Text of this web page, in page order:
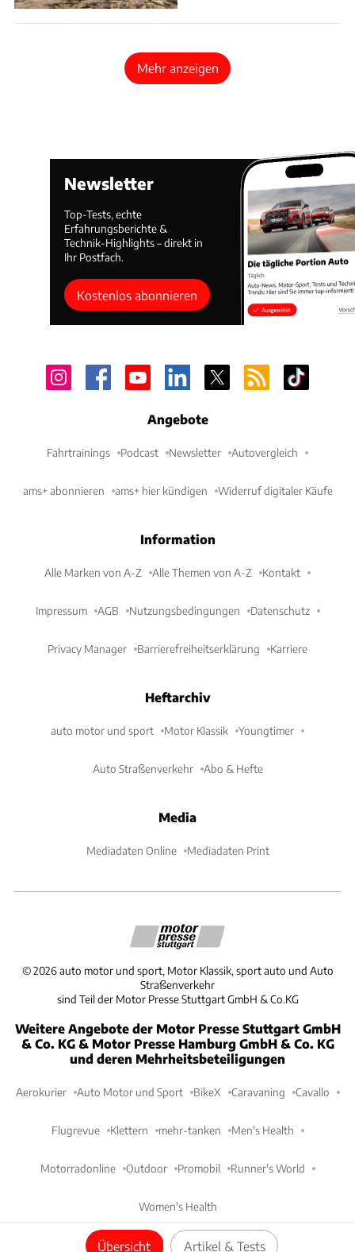
Übersicht Artikel & Tests
Mehr anzeigen
Newsletter
Top-Tests, echte
Erfahrungsberichte &
Technik-Highlights – direkt in
Ihr Postfach.
Kostenlos abonnieren
Angebote
Fahrtrainings Podcast Newsletter Autovergleich
ams+ abonnieren ams+ hier kündigen Widerruf digitaler Käufe
Information
Alle Marken von A-Z Alle Themen von A-Z Kontakt
Impressum AGB Nutzungsbedingungen Datenschutz
Privacy Manager Barrierefreiheitserklärung Karriere
Heftarchiv
auto motor und sport Motor Klassik Youngtimer
Auto Straßenverkehr Abo & Hefte
Media
Mediadaten Online Mediadaten Print
©2026 auto motor und sport, Motor Klassik, sport auto und Auto
Straßenverkehr
sind Teil der Motor Presse Stuttgart GmbH & Co.KG
Weitere Angebote der Motor Presse Stuttgart GmbH
& Co. KG & Motor Presse Hamburg GmbH & Co. KG
und deren Mehrheitsbeteiligungen
Aerokurier Auto Motor und Sport BikeX Caravaning Cavallo
Flugrevue Klettern mehr-tanken Men's Health
Motorradonline Outdoor Promobil Runner's World
Women's Health